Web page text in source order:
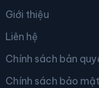
Giới thiệu
Liên hệ
Chính sách bản
Chính sách bảo mật